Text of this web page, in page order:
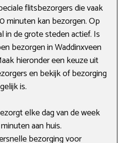
flitsbezorgers die vaak
minuten kan bezorgen. Op
in de grote steden actief. Is
bezorgen in Waddinxveen
hieronder een keuze uit
en bekijk of bezorging
is.
elke dag van de week
aan huis.
bezorging voor